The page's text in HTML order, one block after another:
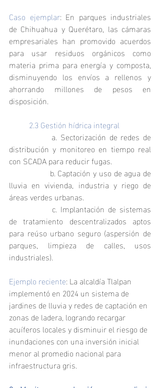
Caso ejemplar: En parques industriales
de Chihuahua y Querétaro, las cámaras
empresariales han promovido acuerdos
para usar residuos orgánicos como
materia prima para energía y composta,
disminuyendo los envíos a rellenos y
ahorrando millones de pesos en
disposición.
	2.3 Gestión hídrica integral
distribución y monitoreo en tiempo real
con SCADA para reducir fugas.
lluvia en vivienda, industria y riego de
áreas verdes urbanas.
de tratamiento descentralizados aptos
para reúso urbano seguro (aspersión de
parques, limpieza de calles, usos
industriales).
Ejemplo reciente: La alcaldía Tlalpan
implementó en 2024 un sistema de
jardines de lluvia y redes de captación en
zonas de ladera, logrando recargar
acuíferos locales y disminuir el riesgo de
inundaciones con una inversión inicial
menor al promedio nacional para
infraestructura gris.